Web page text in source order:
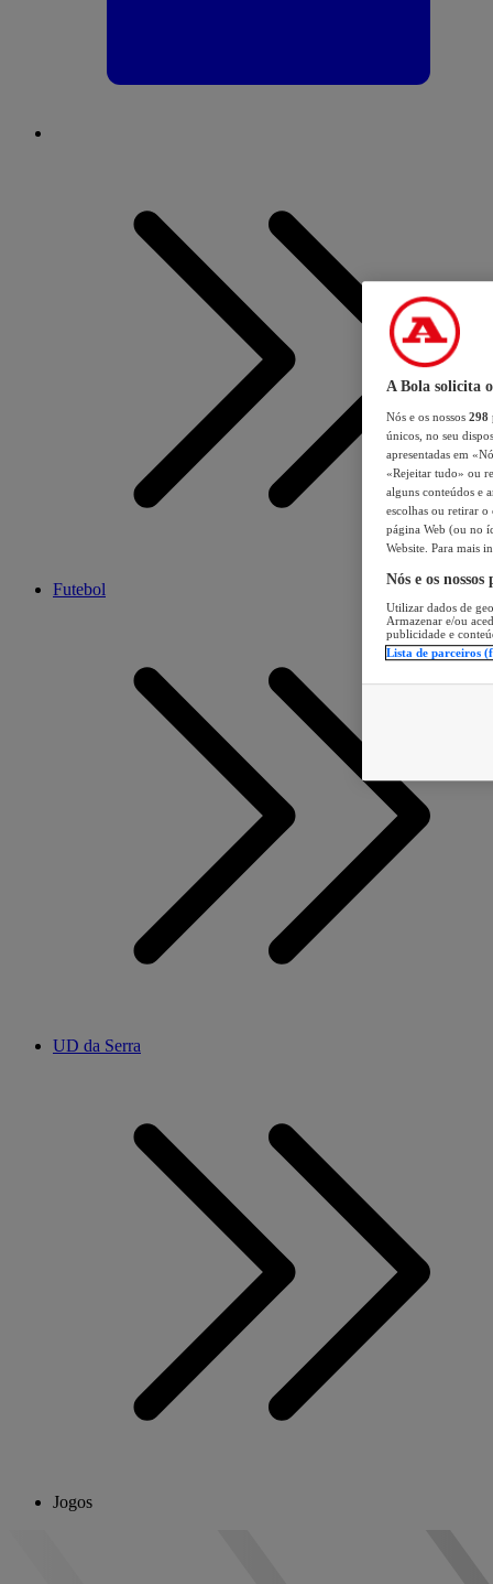
Futebol
UD da Serra
Jogos
A Bola solicita
Nós e os nossos 298
únicos, no seu
apresentadas em
«Rejeitar tudo» ou
alguns conteúdos e
escolhas ou retirar
página Web (ou no
Website. Para mais
Nós e os
Utilizar dados de
Armazenar e/ou
publicidade e
Lista de parceiros